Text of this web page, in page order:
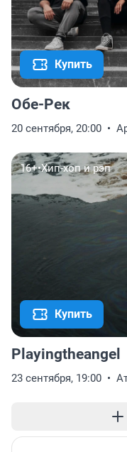
Купить
Обе-Рек
20 сентября, 20:00
16+•Хип-хоп и рэп
Купить
Playingtheangel
23 сентября, 19:00